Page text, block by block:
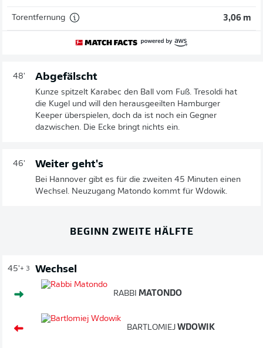
Torentfernung 3,06 m
48' Abgefälscht
Kunze spitzelt Karabec den Ball vom Fuß. Tresoldi hat
die Kugel und will den herausgeeilten Hamburger
Keeper überspielen, doch da ist noch ein Gegner
dazwischen. Die Ecke bringt nichts ein.
46' Weiter geht's
Bei Hannover gibt es für die zweiten 45 Minuten einen
Wechsel. Neuzugang Matondo kommt für Wdowik.
BEGINN ZWEITE HÄLFTE
45'+ 3 Wechsel
RABBI MATONDO
BARTLOMIEJ WDOWIK